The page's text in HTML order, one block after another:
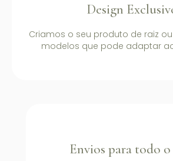
Design
Criamos o seu produto de raiz
modelos que pode adaptar
Envios para todo o